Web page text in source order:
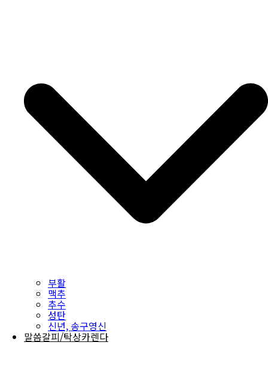
부활
맥추
추수
성탄
신년, 송구영신
말씀갈피/탁상카렌다